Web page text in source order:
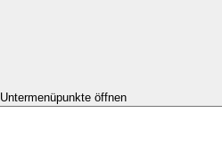
Untermenüpunkte öffnen